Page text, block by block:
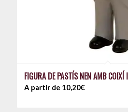
FIGURA DE PASTÍS NEN AMB COIXÍ
A partir de 10,20€